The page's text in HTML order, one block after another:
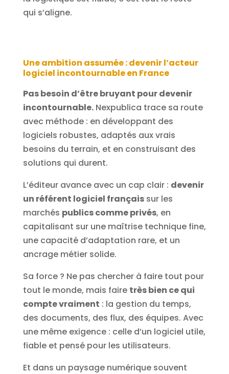
qui s’aligne.
Une ambition assumée : devenir l’acteur
logiciel incontournable en France
Pas besoin d’être bruyant pour devenir
incontournable.Nexpublica trace sa route
avec méthode : en développant des
logiciels robustes, adaptés aux vrais
besoins du terrain, et en construisant des
solutions qui durent.
L’éditeur avance avec un cap clair : devenir
un référent logiciel françaissur les
marchés publics comme privés, en
capitalisant sur une maîtrise technique fine,
une capacité d’adaptation rare, et un
ancrage métier solide.
Sa force ? Ne pas chercher à faire tout pour
tout le monde, mais faire très bien ce qui
compte vraiment : la gestion du temps,
des documents, des flux, des équipes. Avec
une même exigence : celle d’un logiciel utile,
fiable et pensé pour les utilisateurs.
Et dans un paysage numérique souvent